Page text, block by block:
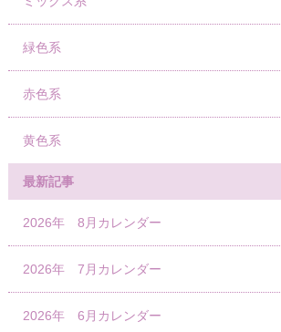
緑色系
赤色系
黄色系
最新記事
2026年 8月カレンダー
2026年 7月カレンダー
2026年 6月カレンダー